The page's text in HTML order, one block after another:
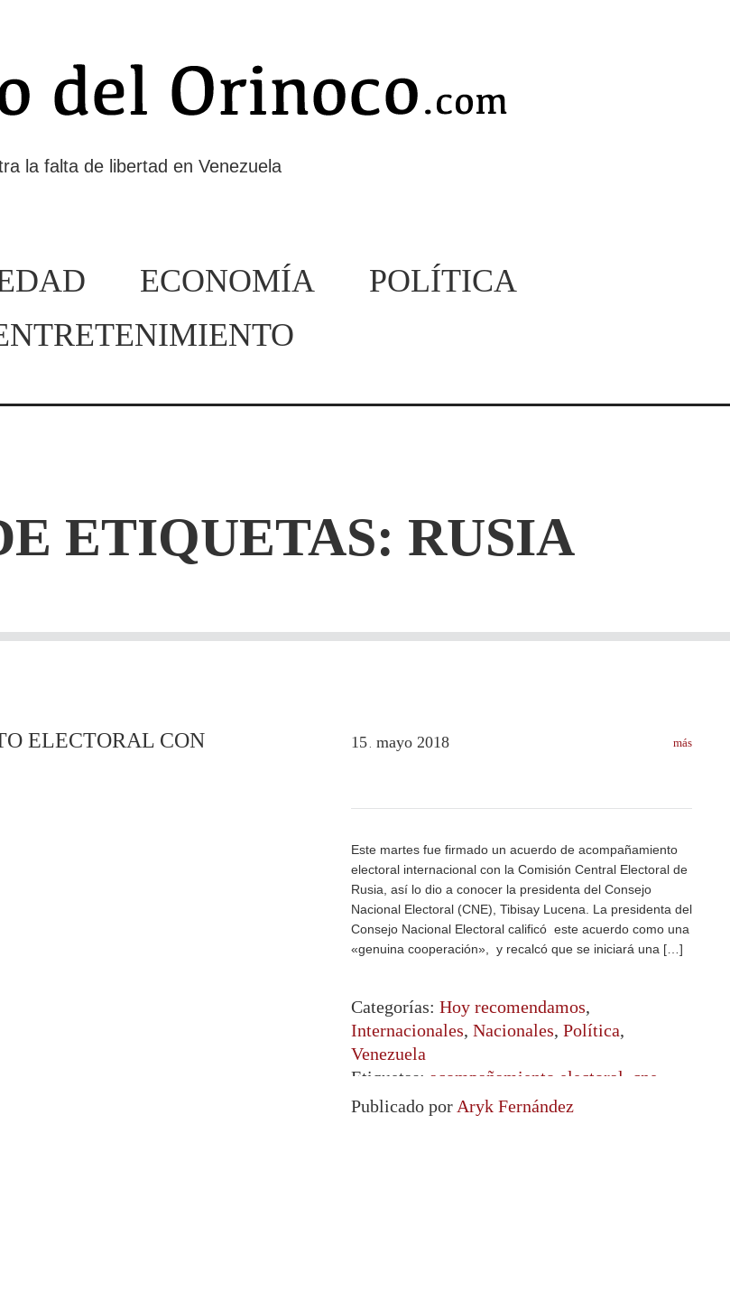
la falta de libertad en Venezuela
ECONOMÍA
POLÍTICA
ETIQUETAS: RUSIA
ELECTORAL CON
15 mayo 2018
Este martes fue firmado un acuerdo de acompañamiento
electoral internacional con la Comisión Central Electoral de
Rusia, así lo dio a conocer la presidenta del Consejo
Nacional Electoral (CNE), Tibisay Lucena. La presidenta del
Consejo Nacional Electoral calificó este acuerdo como una
«genuina cooperación», y recalcó que se iniciará una […]
más
Categorías: Hoy recomendamos,
Internacionales, Nacionales, Política,
Venezuela
Etiquetas: acompañamiento electoral cne
elecciones presidenciales,Rusia
Publicado por Aryk Fernández